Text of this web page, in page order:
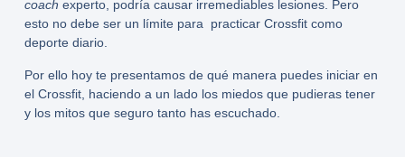
coach experto, podría causar irremediables lesiones. Pero
esto no debe ser un límite para practicar Crossfitcomo
deporte diario.
Por ello hoy te presentamos de qué manera puedes iniciar en
el Crossfit, haciendo a un lado los miedos que pudieras tener
y los mitos que seguro tanto has escuchado.